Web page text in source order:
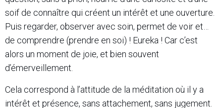
soif de connaître qui créent un intérêt et une ouverture.
Puis regarder, observer avec soin, permet de voir et…
de comprendre (prendre en soi) ! Eureka ! Car c’est
alors un moment de joie, et bien souvent
d’émerveillement.
Cela correspond à l’attitude de la méditation où il y a
intérêt et présence, sans attachement, sans jugement.